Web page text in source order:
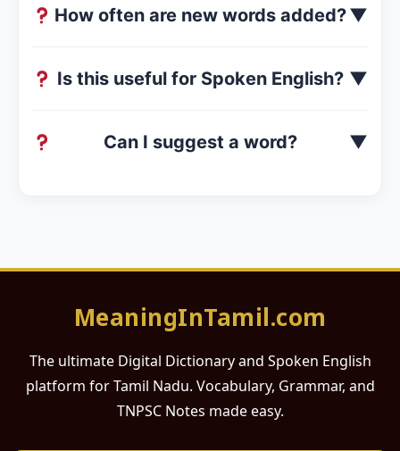
How often are new words added?▼
Is this useful for Spoken English? ▼
Can I suggest a word? ▼
MeaningInTamil.com
The ultimate Digital Dictionary and Spoken English
platform for Tamil Nadu. Vocabulary, Grammar, and
TNPSC Notes made easy.